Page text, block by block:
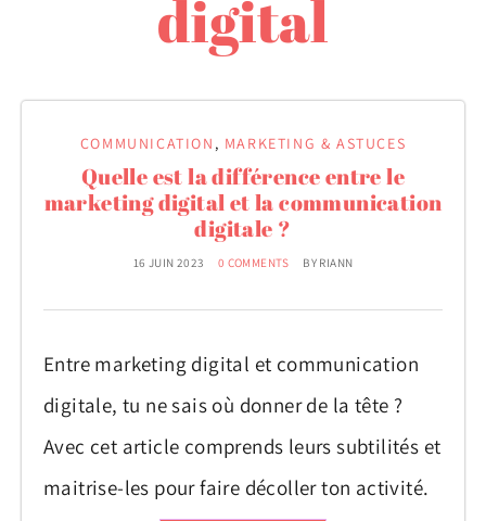
expérience client et
communication
digital
COMMUNICATION , MARKETING & ASTUCES
Quelle est la différence entre le
marketing digital et la communication
digitale ?
16 JUIN 2023 0 COMMENTS BY RIANN
Entre marketing digital et communication
digitale, tu ne sais où donner de la tête ?
Avec cet article comprends leurs subtilités et
maitrise-les pour faire décoller ton activité.